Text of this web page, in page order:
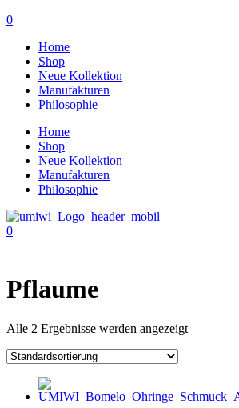
0
Home
Shop
Neue Kollektion
Manufakturen
Philosophie
Home
Shop
Neue Kollektion
Manufakturen
Philosophie
0
Pflaume
Alle 2 Ergebnisse werden angezeigt